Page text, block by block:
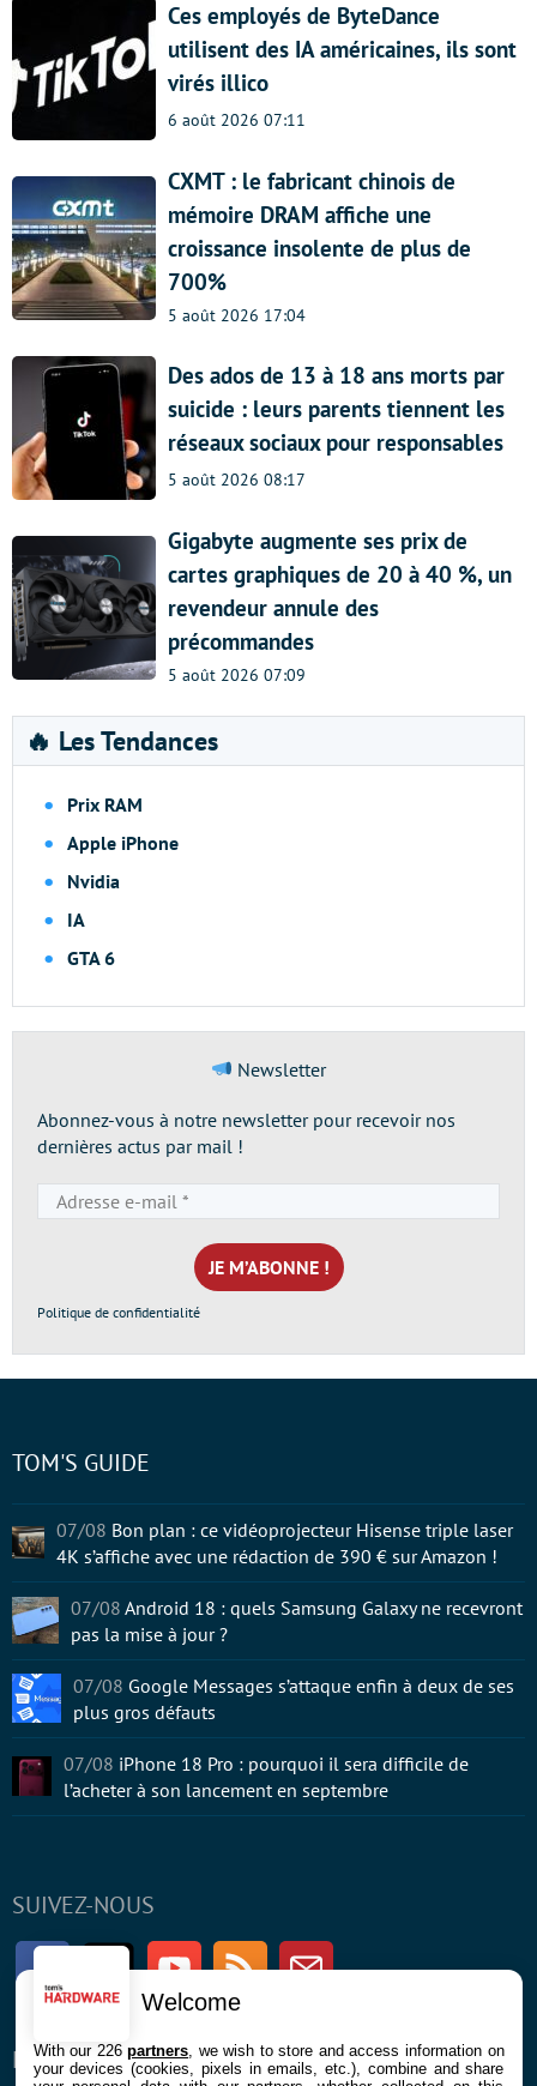
Ces employés de ByteDance
utilisent des IA américaines, ils sont
virés illico
6 août 2026 07:11
CXMT : le fabricant chinois de
mémoire DRAM affiche une
croissance insolente de plus de
700%
5 août 2026 17:04
Des ados de 13 à 18 ans morts par
suicide : leurs parents tiennent les
réseaux sociaux pour responsables
5 août 2026 08:17
Gigabyte augmente ses prix de
cartes graphiques de 20 à 40 %, un
revendeur annule des
précommandes
5 août 2026 07:09
🔥 Les Tendances
Prix RAM
Apple iPhone
Nvidia
IA
GTA 6
Newsletter
Abonnez-vous à notre newsletter pour recevoir nos
dernières actus par mail !
e-
mail
*
Politique de confidentialité
SUIVEZ-NOUS
FacebookTwitter Youtube RSS Newsletter
ENTREPRISE À PROPOS
TOM'S GUIDE
07/08 Bon plan : ce vidéoprojecteur Hisense triple laser
4K s’affiche avec une rédaction de 390 € sur Amazon !
07/08 Android 18 : quels Samsung Galaxy ne recevront
pas la mise à jour ?
07/08 Google Messages s’attaque enfin à deux de ses
plus gros défauts
07/08 iPhone 18 Pro : pourquoi il sera difficile de
l’acheter à son lancement en septembre
Welcome
With our 226partners , we wish to store and access information on
your devices (cookies, pixels in emails, etc.), combine and share